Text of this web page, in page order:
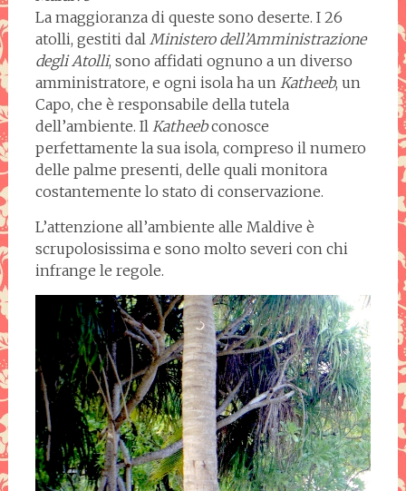
La maggioranza di queste sono deserte. I 26
atolli, gestiti dal Ministero dell’Amministrazione
degli Atolli, sono affidati ognuno a un diverso
amministratore, e ogni isola ha un Katheeb, un
Capo, che è responsabile della tutela
dell’ambiente. Il Katheebconosce
perfettamente la sua isola, compreso il numero
delle palme presenti, delle quali monitora
costantemente lo stato di conservazione.
L’attenzione all’ambiente alle Maldive è
scrupolosissima e sono molto severi con chi
infrange le regole.